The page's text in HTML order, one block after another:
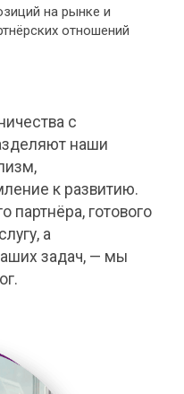
на рынке и
отношений
с
наши
к развитию.
партнёра, готового
а
задач, — мы